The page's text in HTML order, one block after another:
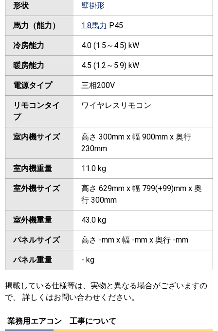
形状 壁掛形
馬力（能力） 1.8馬力 P45
冷房能力 4.0 (1.5～4.5) kW
暖房能力 4.5 (1.2～5.9) kW
電源タイプ 三相200V
リモコンタイ
プ
ワイヤレスリモコン
室内機サイズ
高さ 300mm x 幅 900mm x 奥行
230mm
室内機重量 11.0 kg
室外機サイズ
高さ 629mm x 幅 799(+99)mm x 奥
行 300mm
室外機重量 43.0 kg
パネルサイズ 高さ -mm x 幅 -mm x 奥行 -mm
パネル重量 - kg
掲載している仕様等は、実物と異なる場合がございますの
で、 詳しくはお問い合わせください。
業務用エアコン 工事について